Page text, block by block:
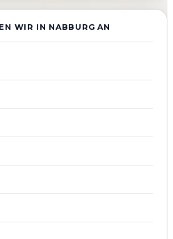
WIR IN NABBURG AN